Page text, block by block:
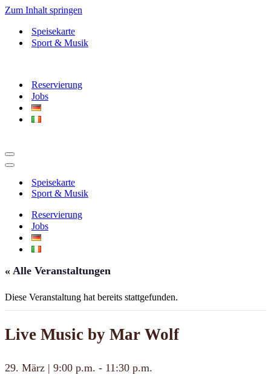
Zum Inhalt springen
Speisekarte
Sport & Musik
Reservierung
Jobs
Navigationsmenü
Navigationsmenü
Speisekarte
Sport & Musik
Reservierung
Jobs
« Alle Veranstaltungen
Diese Veranstaltung hat bereits stattgefunden.
Live Music by Mar Wolf
29. März | 9:00 p.m. - 11:30 p.m.